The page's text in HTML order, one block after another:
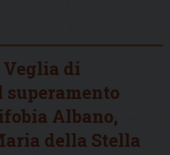
di
Albano,
della Stella